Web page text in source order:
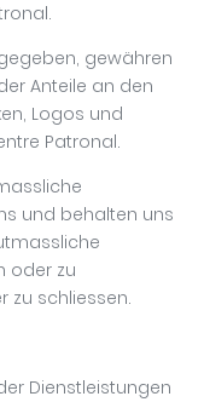
gewähren
Anteile an den
Logos und
Patronal.
und behalten uns
oder zu
zu schliessen.
Dienstleistungen